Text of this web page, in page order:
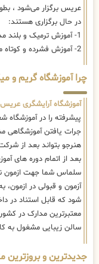
عریس برگزار می‌شود ،
در حال برگزاری هستند:
1- آموزش ترمیک و بلند مدت گریم و میکاپ در سلماس
2- آموزش فشرده و کوتاه مدت گریم برای هنرجویان شهرستانی در مرکز تهران
چرا آموزشگاه گریم و
آموزشگاه آرایشگری عریس
پیشرفته را در آموزشگاه
جرات یافتن آموزشگاهی
هنرجو بتواند بعد از
بعد از اتمام دوره های
سلماس شما جهت ازمون
آزمون و قبولی در ازمون،
شود که قابل استناد در
معتبرترین مدارک در
سالن زیبایی مشغول به
جدیدترین و